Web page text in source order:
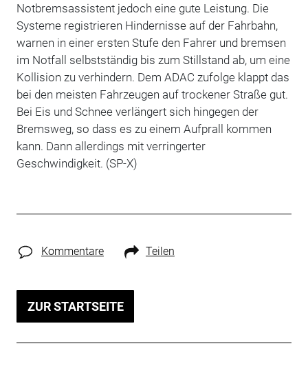
Notbremsassistent jedoch eine gute Leistung. Die
Systeme registrieren Hindernisse auf der Fahrbahn,
warnen in einer ersten Stufe den Fahrer und bremsen
im Notfall selbstständig bis zum Stillstand ab, um eine
Kollision zu verhindern. Dem ADAC zufolge klappt das
bei den meisten Fahrzeugen auf trockener Straße gut.
Bei Eis und Schnee verlängert sich hingegen der
Bremsweg, so dass es zu einem Aufprall kommen
kann. Dann allerdings mit verringerter
Geschwindigkeit. (SP-X)
Kommentare Teilen
ZUR STARTSEITE